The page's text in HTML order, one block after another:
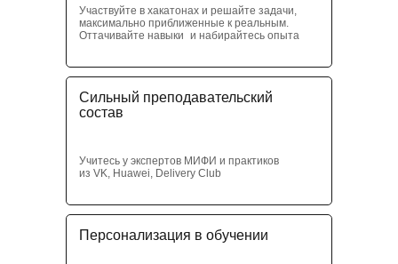
Участвуйте в хакатонах и решайте задачи,
максимально приближенные к реальным.
Оттачивайте навыки и набирайтесь опыта
Персонализация в обучении
Сильный преподавательский
состав
Учитесь у экспертов МИФИ и практиков
из VK, Huawei, Delivery Club